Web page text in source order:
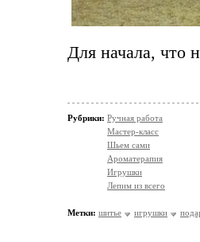
Для начала, что
Рубрики: Ручная работа
Мастер-класс
Шьем сами
Ароматерапия
Игрушки
Лепим из всего
Метки: шитье игрушки